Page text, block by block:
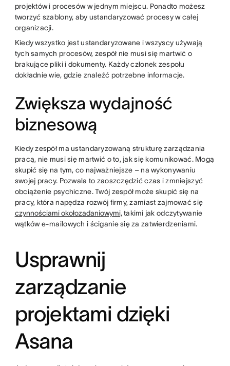
projektów i procesów w jednym miejscu. Ponadto możesz
tworzyć szablony, aby ustandaryzować procesy w całej
organizacji.
Kiedy wszystko jest ustandaryzowane i wszyscy używają
tych samych procesów, zespół nie musi się martwić o
brakujące pliki i dokumenty. Każdy członek zespołu
dokładnie wie, gdzie znaleźć potrzebne informacje.
Zwiększa wydajność
biznesową
Kiedy zespół ma ustandaryzowaną strukturę zarządzania
pracą, nie musi się martwić o to, jak się komunikować. Mogą
skupić się na tym, co najważniejsze – na wykonywaniu
swojej pracy. Pozwala to zaoszczędzić czas i zmniejszyć
obciążenie psychiczne. Twój zespół może skupić się na
pracy, która napędza rozwój firmy, zamiast zajmować się
czynnościami okołozadaniowymi,takimi jak odczytywanie
wątków e-mailowych i ściganie się za zatwierdzeniami.
Usprawnij
zarządzanie
projektami dzięki
Asana